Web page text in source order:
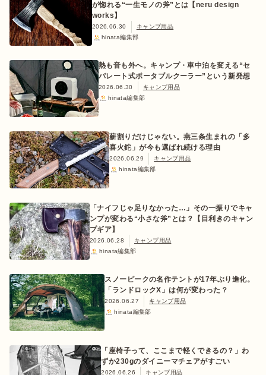
が惚れる“一生モノの斧”とは【neru design
works】
2026.06.30
キャンプ用品
hinata編集部
熱も音も外へ。キャンプ・車中泊を変える“セ
パレート式ポータブルクーラー”という新発想
2026.06.30
キャンプ用品
hinata編集部
薪割りだけじゃない。燕三条生まれの「多
喜火鉈」が今も選ばれ続ける理由
2026.06.29
キャンプ用品
hinata編集部
「ナイフじゃ足りなかった…」その一振りでキャ
ンプが変わる“小さな斧”とは？【目利きのキャン
プギア】
2026.06.28
キャンプ用品
hinata編集部
スノーピークの名作テントが17年ぶり進化。
「ランドロックX」は何が変わった？
2026.06.27
キャンプ用品
hinata編集部
「座椅子って、ここまで軽くできるの？」わ
ずか230gのダイニーマチェアがすごい
2026.06.26 キャンプ用品